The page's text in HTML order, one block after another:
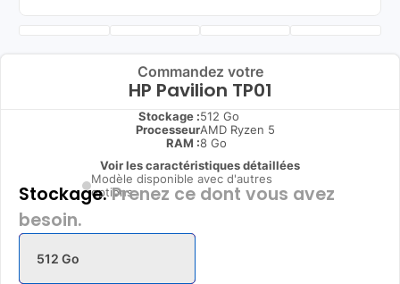
Commandez votre
HP Pavilion TP01
Stockage :512 Go
ProcesseurAMD Ryzen 5
RAM :8 Go
Voir les caractéristiques détaillées
Modèle disponible avec d'autres
options
Stockage.Prenez ce dont vous avez
besoin.
512 Go